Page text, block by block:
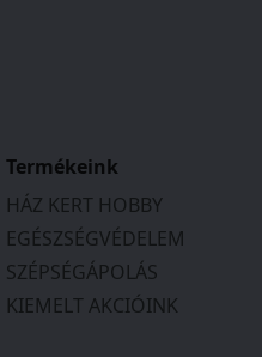
Termékeink
HÁZ KERT HOBBY
EGÉSZSÉGVÉDELEM
SZÉPSÉGÁPOLÁS
KIEMELT AKCIÓINK